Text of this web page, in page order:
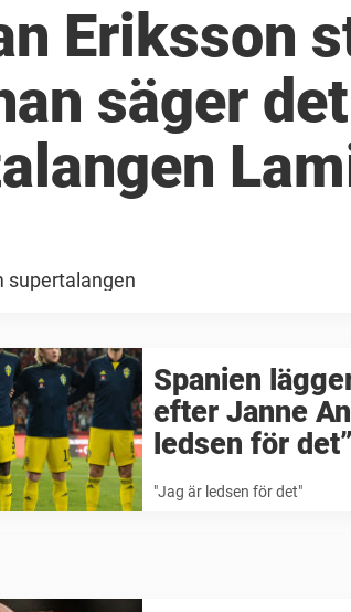
Eriksson
säger
supertalangen
Spanien
efter Janne
ledsen för det”
"Jag är ledsen för det"